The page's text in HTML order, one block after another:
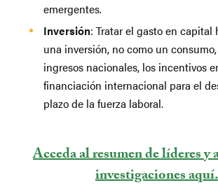
emergentes.
Inversión: Tratar el gasto en capital
una inversión, no como un
ingresos nacionales, los incentivos
financiación internacional para el
plazo de la fuerza laboral.
Acceda al resumen de líderes y
investigaciones aquí.